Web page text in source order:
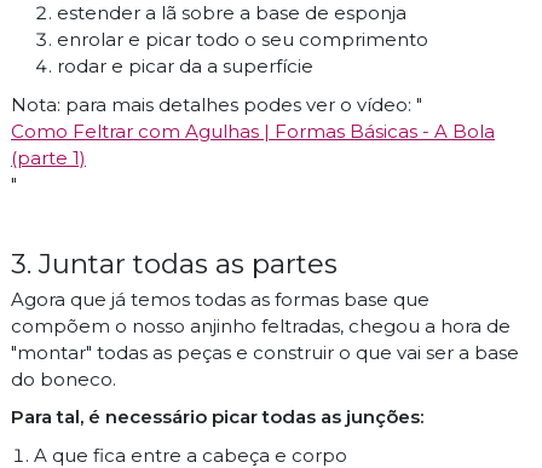
estender a lã sobre a base de esponja
enrolar e picar todo o seu comprimento
rodar e picar da a superfície
Nota: para mais detalhes podes ver o vídeo: "
Como Feltrar com Agulhas | Formas Básicas - A Bola
(parte 1)
"
3. Juntar todas as partes
Agora que já temos todas as formas base que
compõem o nosso anjinho feltradas, chegou a hora de
"montar" todas as peças e construir o que vai ser a base
do boneco.
Para tal, é necessário picar todas as junções:
A que fica entre a cabeça e corpo